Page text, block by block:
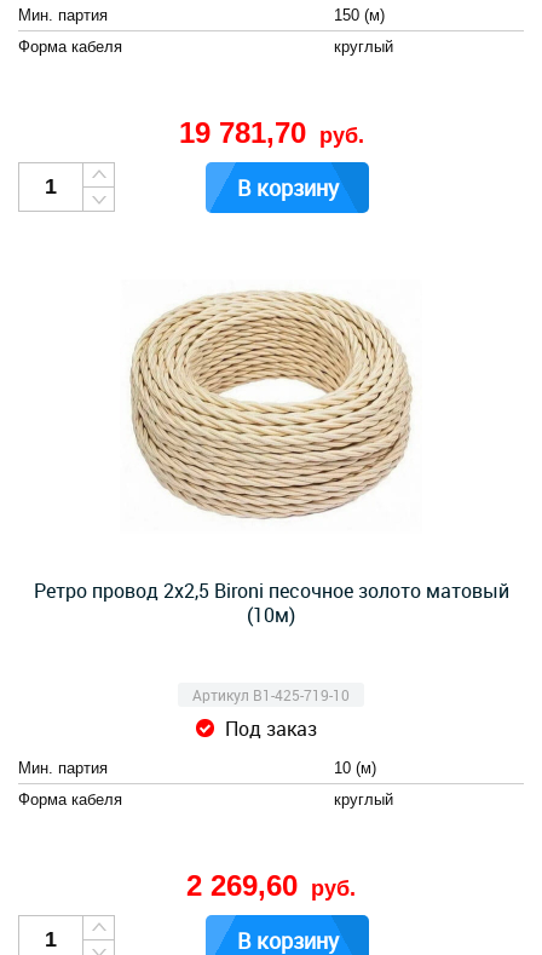
Мин. партия
150 (м)
Форма кабеля
круглый
19 781,70 руб.
В корзину
Ретро провод 2х2,5 Bironi песочное золото матовый
(10м)
Артикул B1-425-719-10
Под заказ
Мин. партия
10 (м)
Форма кабеля
круглый
2 269,60 руб.
В корзину